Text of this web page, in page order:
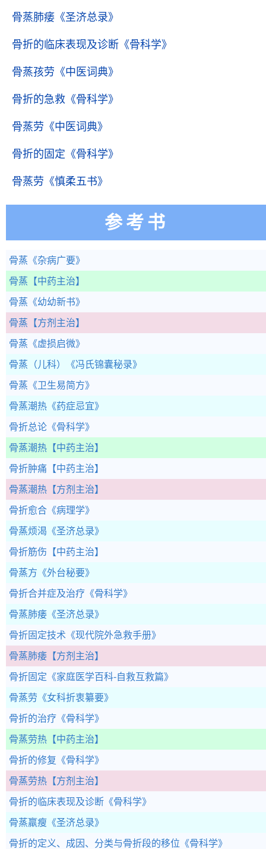
骨蒸肺痿 《圣济总录》
骨折的临床表现及诊断 《骨科学》
骨蒸孩劳 《中医词典》
骨折的急救 《骨科学》
骨蒸劳 《中医词典》
骨折的固定 《骨科学》
骨蒸劳 《慎柔五书》
参考书
骨蒸 《杂病广要》
骨蒸 【中药主治】
骨蒸 《幼幼新书》
骨蒸 【方剂主治】
骨蒸 《虚损启微》
骨蒸（儿科） 《冯氏锦囊秘录》
骨蒸 《卫生易简方》
骨蒸潮热 《药症忌宜》
骨折总论 《骨科学》
骨蒸潮热 【中药主治】
骨折肿痛 【中药主治】
骨蒸潮热 【方剂主治】
骨折愈合 《病理学》
骨蒸烦渴 《圣济总录》
骨折筋伤 【中药主治】
骨蒸方 《外台秘要》
骨折合并症及治疗 《骨科学》
骨蒸肺痿 《圣济总录》
骨折固定技术 《现代院外急救手册》
骨蒸肺痿 【方剂主治】
骨折固定 《家庭医学百科-自救互救篇》
骨蒸劳 《女科折衷纂要》
骨折的治疗 《骨科学》
骨蒸劳热 【中药主治】
骨折的修复 《骨科学》
骨蒸劳热 【方剂主治】
骨折的临床表现及诊断 《骨科学》
骨蒸羸瘦 《圣济总录》
骨折的定义、成因、分类与骨折段的移位 《骨科学》